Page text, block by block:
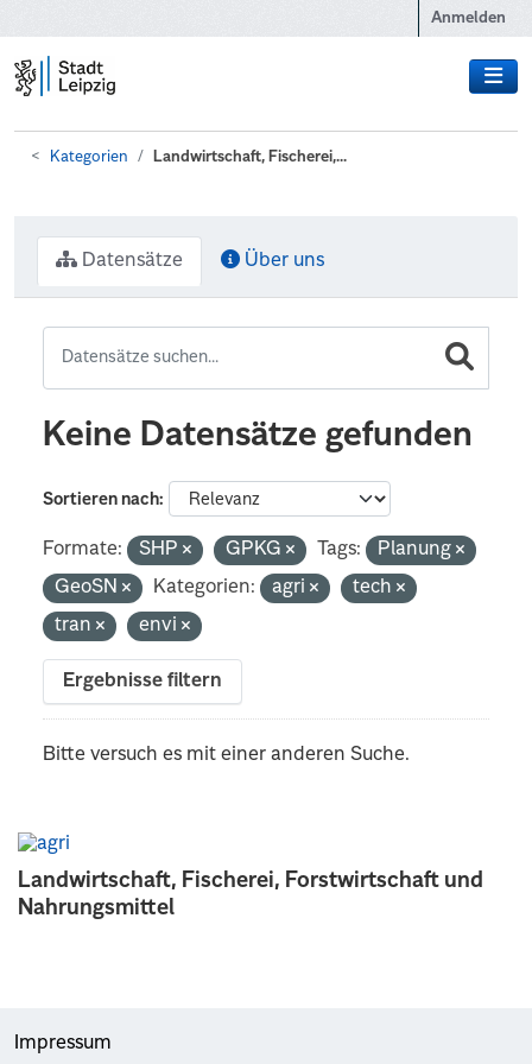
Anmelden
Kategorien Landwirtschaft, Fischerei,...
Landwirtschaft, Fischerei, Forstwirtschaft und
Nahrungsmittel
Datensätze Über uns
Keine Datensätze gefunden
Sortieren nach
Formate: SHP GPKG Tags:
Planung
GeoSN
Kategorien: agri
tech
tran
envi
Ergebnisse filtern
Bitte versuch es mit einer anderen Suche.
Impressum